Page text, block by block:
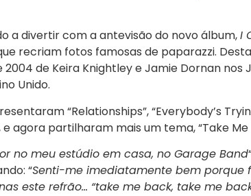
a divertir com a antevisão do novo álbum,I
recriam fotos famosas de paparazzi.
de Keira Knightley e Jamie Dornan nos
Unido.
“Relationships”, “Everybody’s
e agora partilharam mais um tema, “Take Me
no meu estúdio em casa, no Garage Band
“Senti-me imediatamente bem porque
este refrão… “take me back, take me